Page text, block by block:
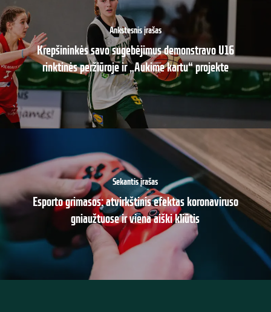
Ankstesnis įrašas
Krepšininkės savo sugebėjimus demonstravo U16
rinktinės peržiūroje ir „Aukime kartu“ projekte
Sekantis įrašas
Esporto grimasos: atvirkštinis efektas koronaviruso
gniaužtuose ir viena aiški kliūtis